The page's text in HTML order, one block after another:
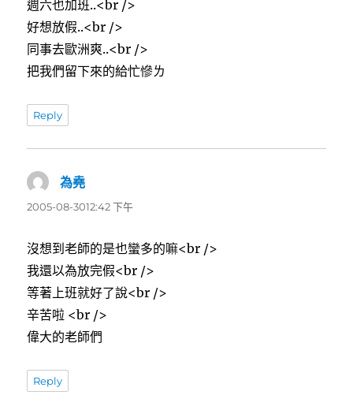
週六也加班..<br />
好想放假..<br />
同事去歐洲爽..<br />
把我們留下來的給忙慘ㄌ
Reply
為堯
示:
2005-08-3012:42 下午
沒想到老師的是也蠻多的嘛<br />
我還以為放完假<br />
等著上班就好了說<br />
辛苦啦 <br />
偉大的老師們
Reply